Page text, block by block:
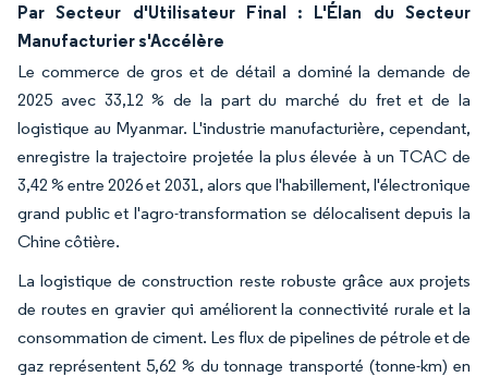
Par Secteur d'Utilisateur Final : L'Élan du Secteur
Manufacturier s'Accélère
Le commerce de gros et de détail a dominé la demande de
2025 avec 33,12 % de la part du marché du fret et de la
logistique au Myanmar. L'industrie manufacturière, cependant,
enregistre la trajectoire projetée la plus élevée à un TCAC de
3,42 % entre 2026 et 2031, alors que l'habillement, l'électronique
grand public et l'agro-transformation se délocalisent depuis la
Chine côtière.
La logistique de construction reste robuste grâce aux projets
de routes en gravier qui améliorent la connectivité rurale et la
consommation de ciment. Les flux de pipelines de pétrole et de
gaz représentent 5,62 % du tonnage transporté (tonne-km) en